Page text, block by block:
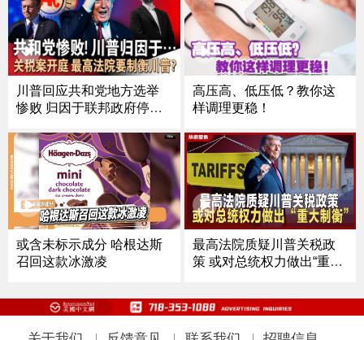
川普回应共和党地方选举
惨败 归因于联邦政府停摆
纽约市长 喊话川普｜最高
法院质疑川普关税政策 或
对总统权力进行重大制衡
｜肯塔基州空难致11死 货
机起火坠毁《中文正点》2
5.11.5
高压高、低压低？教你这
样调理更稳！
或含未标示成分 哈根达斯
召回这款冰激凌
最高法院质疑川普关税政
策 或对总统权力做出“重大